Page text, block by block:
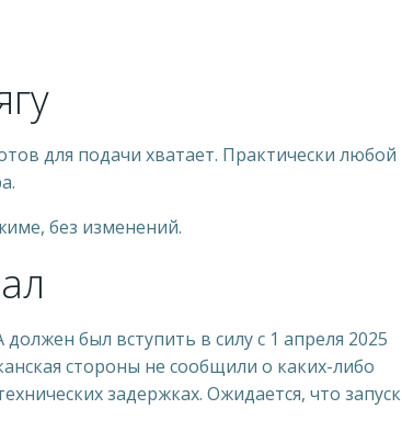
для подачи хватает. Практически любой
без изменений.
был вступить в силу с 1 апреля 2025
стороны не сообщили о каких-либо
задержках. Ожидается, что запуск